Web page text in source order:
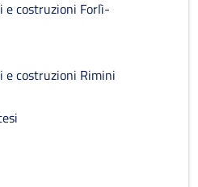
e costruzioni Forlì-
e costruzioni Rimini